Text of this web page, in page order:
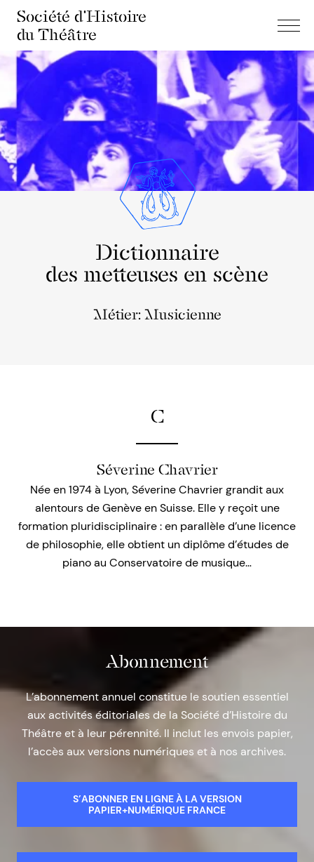
Société d'Histoire
du Théâtre
Dictionnaire
des metteuses en scène
Métier: Musicienne
C
Séverine Chavrier
Née en 1974 à Lyon, Séverine Chavrier grandit aux
alentours de Genève en Suisse. Elle y reçoit une
formation pluridisciplinaire : en parallèle d’une licence
de philosophie, elle obtient un diplôme d’études de
piano au Conservatoire de musique…
Abonnement
L’abonnement annuel constitue le soutien essentiel
aux activités éditoriales de la Société d’Histoire du
Théâtre et à leur pérennité. Il inclut les envois papier,
l’accès aux versions numériques et à nos archives.
S’ABONNER EN LIGNE À LA VERSION
PAPIER+NUMÉRIQUE FRANCE